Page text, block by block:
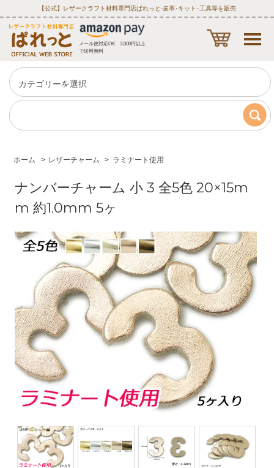
【公式】レザークラフト材料専門店ぱれっと‐皮革･キット･工具等を販売
メール便対応OK 3,000円以上
で送料無料
ホーム > レザーチャーム > ラミナート使用
ナンバーチャーム 小 3 全5色 20×15m
m 約1.0mm 5ヶ